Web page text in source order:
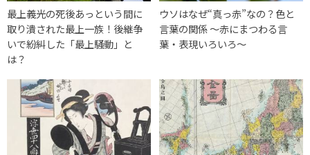
最上義光の死後あっという間に
取り潰された最上一族！後継争
いで紛糾した「最上騒動」と
は？
ウソはなぜ“真っ赤”なの？色と
言葉の関係 ～赤にまつわる言
葉・表現いろいろ～